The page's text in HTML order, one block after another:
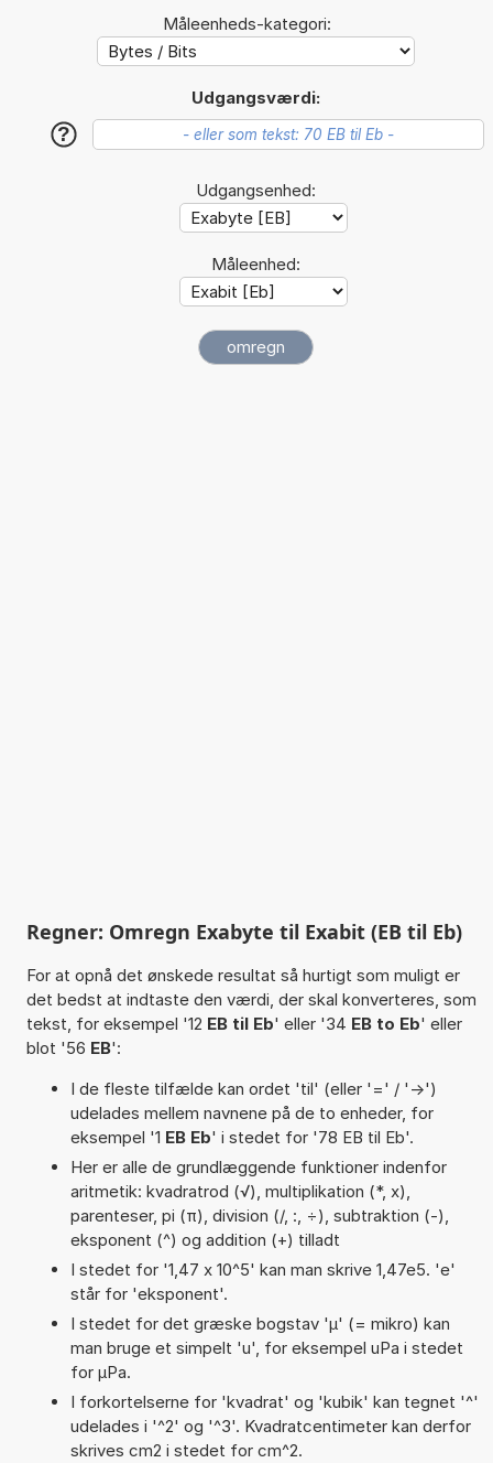
Måleenheds-kategori:
Udgangsværdi:
?
Udgangsenhed:
Måleenhed:
Regner: Omregn Exabyte til Exabit (EB til Eb)
For at opnå det ønskede resultat så hurtigt som muligt er
det bedst at indtaste den værdi, der skal konverteres, som
tekst, for eksempel '12 EB til Eb' eller '34 EB to Eb' eller
blot '56 EB':
I de fleste tilfælde kan ordet 'til' (eller '=' / '->')
udelades mellem navnene på de to enheder, for
eksempel '1 EB Eb' i stedet for '78 EB til Eb'.
Her er alle de grundlæggende funktioner indenfor
aritmetik: kvadratrod (√), multiplikation (*, x),
parenteser, pi (π), division (/, :, ÷), subtraktion (-),
eksponent (^) og addition (+) tilladt
I stedet for '1,47 x 10^5' kan man skrive 1,47e5. 'e'
står for 'eksponent'.
I stedet for det græske bogstav 'µ' (= mikro) kan
man bruge et simpelt 'u', for eksempel uPa i stedet
for µPa.
I forkortelserne for 'kvadrat' og 'kubik' kan tegnet '^'
udelades i '^2' og '^3'. Kvadratcentimeter kan derfor
skrives cm2 i stedet for cm^2.